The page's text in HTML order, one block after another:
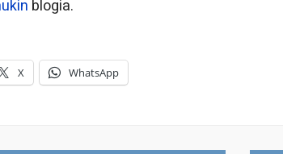
blogia.
X WhatsApp